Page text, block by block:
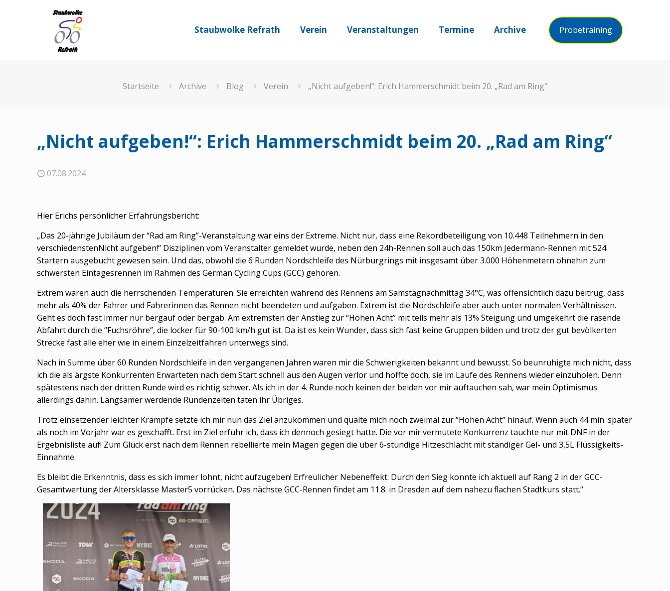
Staubwolke Refrath Verein Veranstaltungen Termine Archive Probetraining
Startseite Archive Blog Verein „Nicht aufgeben!“: Erich Hammerschmidt beim 20. „Rad am Ring“
„Nicht aufgeben!“: Erich Hammerschmidt beim 20. „Rad am Ring“
07.08.2024
Hier Erichs persönlicher Erfahrungsbericht:
„Das 20-jährige Jubiläum der “Rad am Ring”-Veranstaltung war eins der Extreme. Nicht nur, dass eine Rekordbeteiligung von 10.448 Teilnehmern in den
verschiedenstenNicht aufgeben!“ Disziplinen vom Veranstalter gemeldet wurde, neben den 24h-Rennen soll auch das 150km Jedermann-Rennen mit 524
Startern ausgebucht gewesen sein. Und das, obwohl die 6 Runden Nordschleife des Nürburgrings mit insgesamt über 3.000 Höhenmetern ohnehin zum
schwersten Eintagesrennen im Rahmen des German Cycling Cups (GCC) gehören.
Extrem waren auch die herrschenden Temperaturen. Sie erreichten während des Rennens am Samstagnachmittag 34°C, was offensichtlich dazu beitrug, dass
mehr als 40% der Fahrer und Fahrerinnen das Rennen nicht beendeten und aufgaben. Extrem ist die Nordschleife aber auch unter normalen Verhältnissen.
Geht es doch fast immer nur bergauf oder bergab. Am extremsten der Anstieg zur “Hohen Acht” mit teils mehr als 13% Steigung und umgekehrt die rasende
Abfahrt durch die “Fuchsröhre”, die locker für 90-100 km/h gut ist. Da ist es kein Wunder, dass sich fast keine Gruppen bilden und trotz der gut bevölkerten
Strecke fast alle eher wie in einem Einzelzeitfahren unterwegs sind.
Nach in Summe über 60 Runden Nordschleife in den vergangenen Jahren waren mir die Schwierigkeiten bekannt und bewusst. So beunruhigte mich nicht, dass
ich die als ärgste Konkurrenten Erwarteten nach dem Start schnell aus den Augen verlor und hoffte doch, sie im Laufe des Rennens wieder einzuholen. Denn
spätestens nach der dritten Runde wird es richtig schwer. Als ich in der 4. Runde noch keinen der beiden vor mir auftauchen sah, war mein Optimismus
allerdings dahin. Langsamer werdende Rundenzeiten taten ihr Übriges.
Trotz einsetzender leichter Krämpfe setzte ich mir nun das Ziel anzukommen und quälte mich noch zweimal zur “Hohen Acht” hinauf. Wenn auch 44 min. später
als noch im Vorjahr war es geschafft. Erst im Ziel erfuhr ich, dass ich dennoch gesiegt hatte. Die vor mir vermutete Konkurrenz tauchte nur mit DNF in der
Ergebnisliste auf! Zum Glück erst nach dem Rennen rebellierte mein Magen gegen die über 6-stündige Hitzeschlacht mit ständiger Gel- und 3,5L Flüssigkeits-
Einnahme.
Es bleibt die Erkenntnis, dass es sich immer lohnt, nicht aufzugeben! Erfreulicher Nebeneffekt: Durch den Sieg konnte ich aktuell auf Rang 2 in der GCC-
Gesamtwertung der Altersklasse Master5 vorrücken. Das nächste GCC-Rennen findet am 11.8. in Dresden auf dem nahezu flachen Stadtkurs statt.“